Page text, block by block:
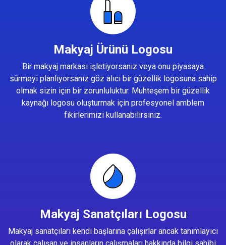
Makyaj Ürünü Logosu
Bir makyaj markası işletiyorsanız veya onu piyasaya
sürmeyi planlıyorsanız göz alıcı bir güzellik logosuna sahip
olmak sizin için bir zorunluluktur. Muhteşem bir güzellik
kaynağı logosu oluşturmak için profesyonel amblem
fikirlerimizi kullanabilirsiniz.
Makyaj Sanatçıları Logosu
Makyaj sanatçıları kendi başlarına çalışırlar ancak tanımlayıcı